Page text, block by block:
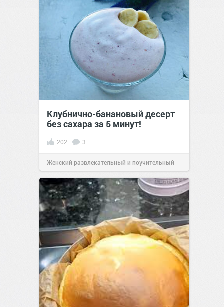
Клубнично-банановый десерт
без сахара за 5 минут!
202 3
Женский развлекательный и поучительный
сайт.19:5122 мар 2023